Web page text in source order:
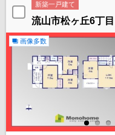
新築一戸建て
流山市松ヶ丘6丁目
画像多数